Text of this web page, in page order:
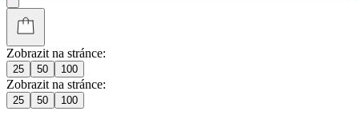
Zobrazit na stránce:
25 50 100
Zobrazit na stránce:
25 50 100